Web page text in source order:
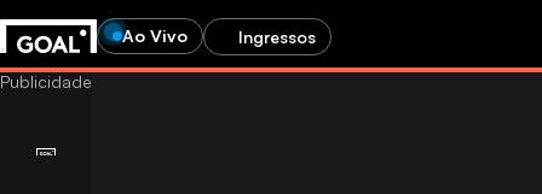
Ao Vivo Ingressos